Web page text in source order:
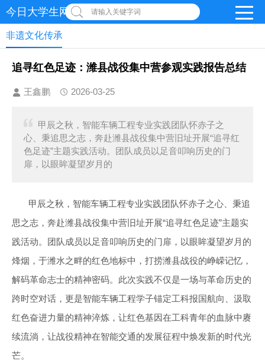
今日大学生网-【官网】请输入关键字词
非遗文化传承
追寻红色足迹：潍县战役集中营参观实践报告总结
王鑫鹏 2026-03-25
甲辰之秋，智能车辆工程专业实践团队怀赤子之
心、秉追思之志，奔赴潍县战役集中营旧址开展“追寻红
色足迹”主题实践活动。团队成员以足音叩响历史的门
扉，以眼眸凝望岁月的
甲辰之秋，智能车辆工程专业实践团队怀赤子之心、秉追
思之志，奔赴潍县战役集中营旧址开展“追寻红色足迹”主题实
践活动。团队成员以足音叩响历史的门扉，以眼眸凝望岁月的
烽烟，于潍水之畔的红色地标中，打捞潍县战役的峥嵘记忆，
解码革命志士的精神密码。此次实践不仅是一场与革命历史的
跨时空对话，更是智能车辆工程学子锚定工科报国航向、汲取
红色奋进力量的精神淬炼，让红色基因在工科青年的血脉中赓
续流淌，让战役精神在智能交通的发展征程中焕发新的时代光
芒。